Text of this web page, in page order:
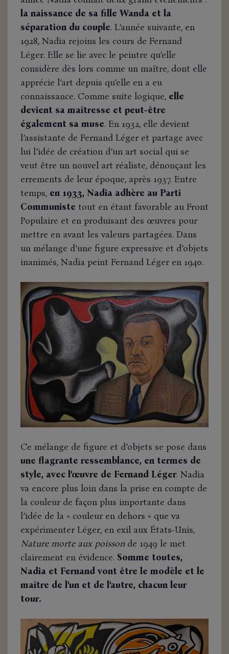
la naissance de sa fille Wanda et la
séparation du couple. L’année suivante, en
1928, Nadia rejoins les cours de Fernand
Léger. Elle se lie avec le peintre qu’elle
considère dès lors comme un maître, dont elle
apprécie l’art depuis qu’elle en a eu
connaissance. Comme suite logique, elle
devient sa maîtresse et peut-être
également sa muse. En 1932, elle devient
l’assistante de Fernand Léger et partage avec
lui l’idée de création d’un art social qui se
veut être un nouvel art réaliste, dénonçant les
errements de leur époque, après 1937. Entre
temps, en 1933, Nadia adhère au Parti
Communiste tout en étant favorable au Front
Populaire et en produisant des œuvres pour
mettre en avant les valeurs partagées. Dans
un mélange d’une figure expressive et d’objets
inanimés, Nadia peint Fernand Léger en 1940.
Ce mélange de figure et d’objets se pose dans
une flagrante ressemblance, en termes de
style, avec l’œuvre de Fernand Léger. Nadia
va encore plus loin dans la prise en compte de
la couleur de façon plus importante dans
l’idée de la « couleur en dehors » que va
expérimenter Léger, en exil aux États-Unis,
Nature morte aux poissonde 1949 le met
clairement en évidence. Somme toutes,
Nadia et Fernand vont être le modèle et le
maître de l’un et de l’autre, chacun leur
tour.